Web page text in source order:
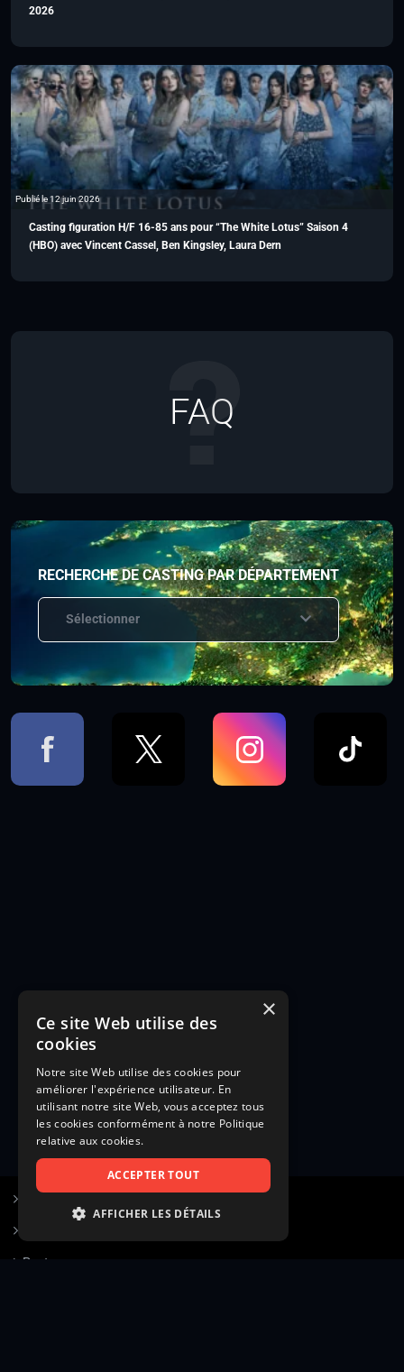
2026
Publié le 12 juin 2026
Casting figuration H/F 16-85 ans pour “The White Lotus” Saison 4
(HBO) avec Vincent Cassel, Ben Kingsley, Laura Dern
FAQ
RECHERCHE DE CASTING PAR DÉPARTEMENT
Sélectionner
Poster une annonce
×
Ce site Web utilise des
cookies
Notre site Web utilise des cookies pour
améliorer l'expérience utilisateur. En
utilisant notre site Web, vous acceptez tous
les cookies conformément à notre Politique
relative aux cookies.
ACCEPTER TOUT
AFFICHER LES DÉTAILS